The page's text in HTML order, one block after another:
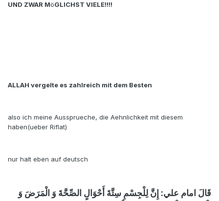
UND ZWAR MöGLICHST VIELE!!!!
ALLAH vergelte es zahlreich mit dem Besten
also ich meine Aussprueche, die Aehnlichkeit mit diesem
haben(ueber Riflat)
nur halt eben auf deutsch
قَالَ امام علي: إِنَّ لِلْجِسْمِ سِتَّةَ أَحْوَالٍ الصِّحَّةَ وَ الْمَرَضَ وَ